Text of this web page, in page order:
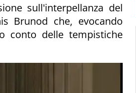
sull'interpellanza del
Brunod che, evocando
conto delle tempistiche